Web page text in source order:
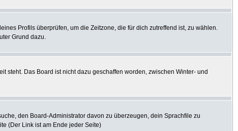
Profils überprüfen, um die Zeitzone, die für dich zutreffend ist, zu wählen.
Grund dazu.
steht. Das Board ist nicht dazu geschaffen worden, zwischen Winter- und
den Board-Administrator davon zu überzeugen, dein Sprachfile zu
(Der Link ist am Ende jeder Seite)